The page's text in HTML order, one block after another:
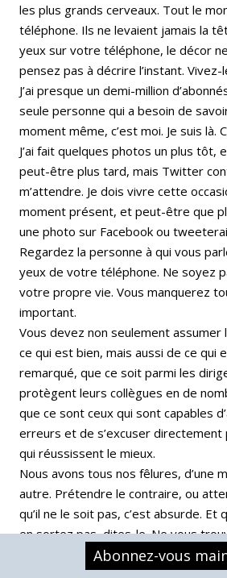
les plus grands cerveaux. Tout le
téléphone. Ils ne levaient jamais la
yeux sur votre téléphone, le décor
pensez pas à décrire l’instant. Vivez-
J’ai presque un demi-million
seule personne qui a besoin de
moment même, c’est moi. Je suis là.
J’ai fait quelques photos un plus tôt,
peut-être plus tard, mais Twitter
m’attendre. Je dois vivre cette
moment présent, et peut-être que
une photo sur Facebook ou
Regardez la personne à qui vous
yeux de votre téléphone. Ne soyez
votre propre vie. Vous manquerez
important.
Vous devez non seulement assumer
ce qui est bien, mais aussi de ce qui
remarqué, que ce soit parmi les
protègent leurs collègues en de
que ce sont ceux qui sont capables
erreurs et de s’excuser directement
qui réussissent le mieux.
Nous avons tous nos fêlures, d’une
autre. Prétendre le contraire, ou
qu’il ne le soit pas, c’est absurde. Et
en sortez pas, dites-le. Ne vous
excuses. Les excuses ne se sont
explications, elles n’excusent rien.
Abonnez-vous